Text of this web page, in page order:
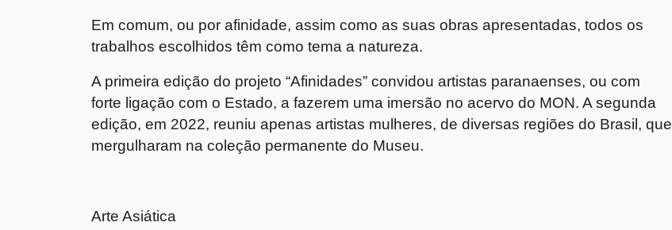
Em comum, ou por afinidade, assim como as suas obras apresentadas, todos os
trabalhos escolhidos têm como tema a natureza.
A primeira edição do projeto “Afinidades” convidou artistas paranaenses, ou com
forte ligação com o Estado, a fazerem uma imersão no acervo do MON. A segunda
edição, em 2022, reuniu apenas artistas mulheres, de diversas regiões do Brasil, que
mergulharam na coleção permanente do Museu.
Arte Asiática